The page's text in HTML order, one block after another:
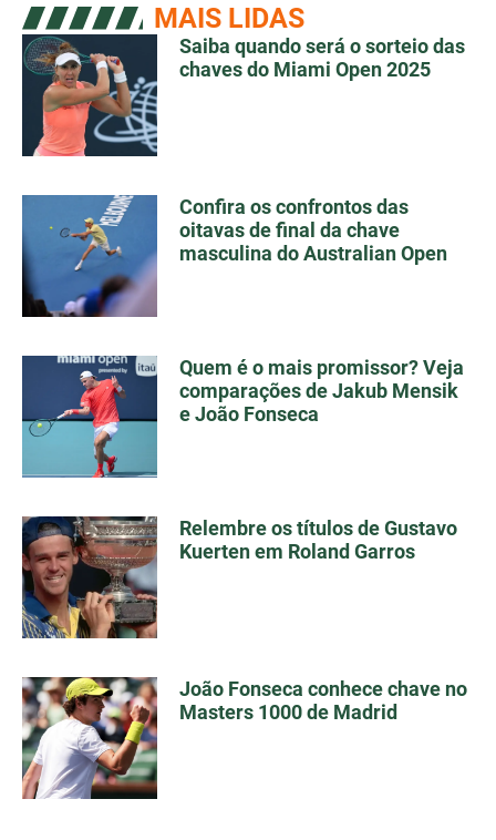
MAIS LIDAS
Saiba quando será o sorteio das
chaves do Miami Open 2025
Confira os confrontos das
oitavas de final da chave
masculina do Australian Open
Quem é o mais promissor? Veja
comparações de Jakub Mensik
e João Fonseca
Relembre os títulos de Gustavo
Kuerten em Roland Garros
João Fonseca conhece chave no
Masters 1000 de Madrid